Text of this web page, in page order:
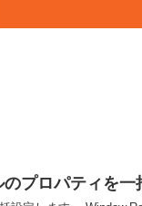
プロパティを一